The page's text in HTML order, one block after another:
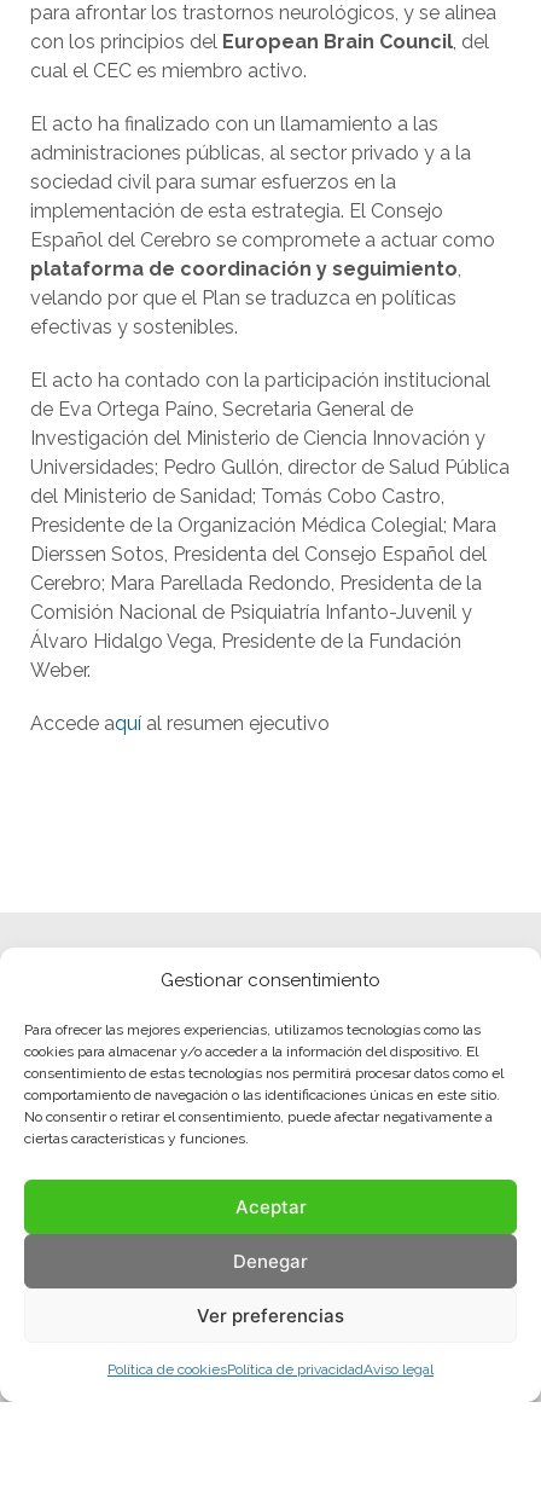
Gestionar consentimiento
Para ofrecer las mejores experiencias, utilizamos tecnologías como las
cookies para almacenar y/o acceder a la información del dispositivo. El
consentimiento de estas tecnologías nos permitirá procesar datos como el
comportamiento de navegación o las identificaciones únicas en este sitio.
No consentir o retirar el consentimiento, puede afectar negativamente a
ciertas características y funciones.
Aceptar
Denegar
Ver preferencias
Política de cookiesPolítica de privacidadAviso legal
para afrontar los trastornos neurológicos, y se alinea
con los principios del European Brain Council, del
cual el CEC es miembro activo.
El acto ha finalizado con un llamamiento a las
administraciones públicas, al sector privado y a la
sociedad civil para sumar esfuerzos en la
implementación de esta estrategia. El Consejo
Español del Cerebro se compromete a actuar como
plataforma de coordinación y seguimiento,
velando por que el Plan se traduzca en políticas
efectivas y sostenibles.
El acto ha contado con la participación institucional
de Eva Ortega Paíno, Secretaria General de
Investigación del Ministerio de Ciencia Innovación y
Universidades; Pedro Gullón, director de Salud Pública
del Ministerio de Sanidad; Tomás Cobo Castro,
Presidente de la Organización Médica Colegial; Mara
Dierssen Sotos, Presidenta del Consejo Español del
Cerebro; Mara Parellada Redondo, Presidenta de la
Comisión Nacional de Psiquiatría Infanto-Juvenil y
Álvaro Hidalgo Vega, Presidente de la Fundación
Weber.
Accede aquí al resumen ejecutivo